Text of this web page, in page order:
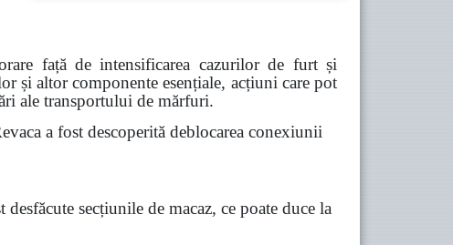
față de intensificarea cazurilor de furt și
și altor componente esențiale, acțiuni care pot
ale transportului de mărfuri.
a fost descoperită deblocarea conexiunii
secțiunile de macaz, ce poate duce la